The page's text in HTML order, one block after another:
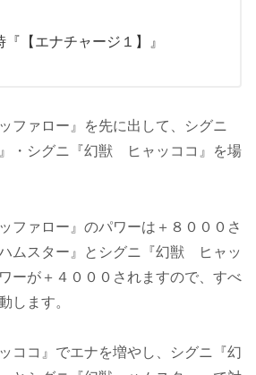
『【エナチャージ１】』
ファロー』を先に出して、シグニ
・シグニ『幻獣 ヒャッココ』を場
ファロー』のパワーは＋８０００さ
ムスター』とシグニ『幻獣 ヒャッ
ーが＋４０００されますので、すべ
します。
ココ』でエナを増やし、シグニ『幻